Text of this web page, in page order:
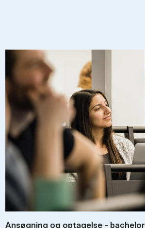
An­søg­ning og op­ta­gel­se - ba­chel­or